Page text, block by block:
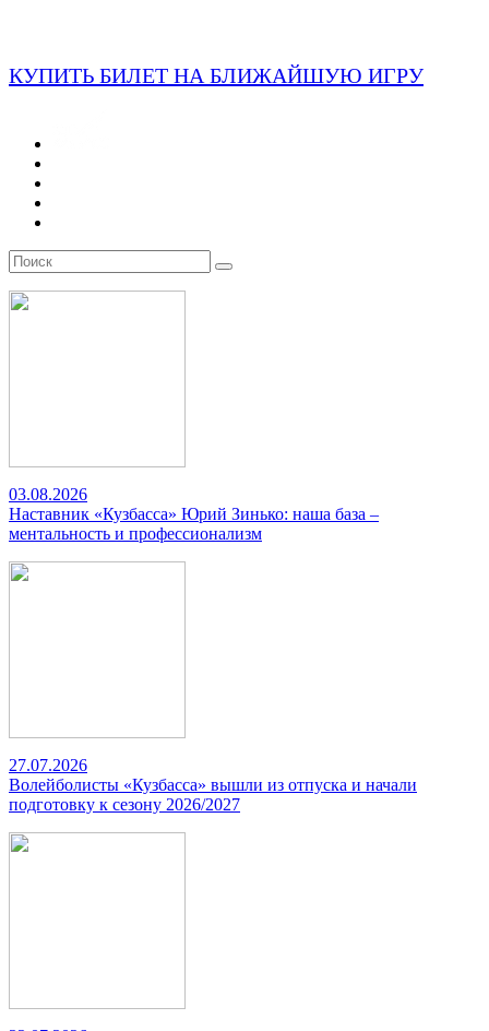
КУПИТЬ БИЛЕТ НА БЛИЖАЙШУЮ ИГРУ
03.08.2026
Наставник «Кузбасса» Юрий Зинько: наша база –
ментальность и профессионализм
27.07.2026
Волейболисты «Кузбасса» вышли из отпуска и начали
подготовку к сезону 2026/2027